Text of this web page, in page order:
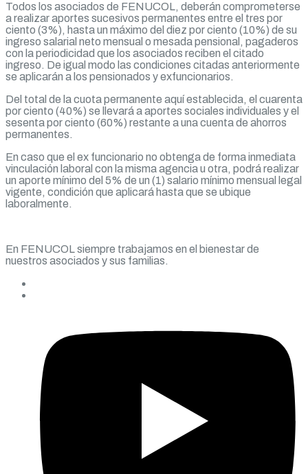
Todos los asociados de FENUCOL, deberán comprometerse
a realizar aportes sucesivos permanentes entre el tres por
ciento (3%), hasta un máximo del diez por ciento (10%) de su
ingreso salarial neto mensual o mesada pensional, pagaderos
con la periodicidad que los asociados reciben el citado
ingreso. De igual modo las condiciones citadas anteriormente
se aplicarán a los pensionados y exfuncionarios.
Del total de la cuota permanente aquí establecida, el cuarenta
por ciento (40%) se llevará a aportes sociales individuales y el
sesenta por ciento (60%) restante a una cuenta de ahorros
permanentes.
En caso que el ex funcionario no obtenga de forma inmediata
vinculación laboral con la misma agencia u otra, podrá realizar
un aporte mínimo del 5% de un (1) salario mínimo mensual legal
vigente, condición que aplicará hasta que se ubique
laboralmente.
En FENUCOL siempre trabajamos en el bienestar de
nuestros asociados y sus familias.